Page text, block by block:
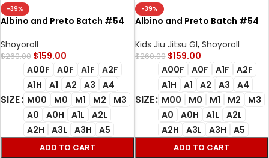
-39%
Albino and Preto Batch #54
Shoyoroll
$260.00 $159.00
SIZE
A00F A0F A1F
A2F
A1H
A1 A2 A3
A4
M00
M0 M1 M2
M3
A0
A0H A1L
A2L
A2H
A3L A3H A5
ADD TO CART
-39%
Albino and Preto Batch #54
Kids Jiu Jitsu GI, Shoyoroll
$260.00 $159.00
SIZE
A00F A0F A1F
A2F
A1H
A1 A2 A3
A4
M00
M0 M1 M2
M3
A0
A0H A1L
A2L
A2H
A3L A3H A5
ADD TO CART